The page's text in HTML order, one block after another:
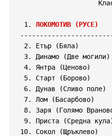
1. ЛОКОМОТИВ (РУСЕ)
10. Сокол